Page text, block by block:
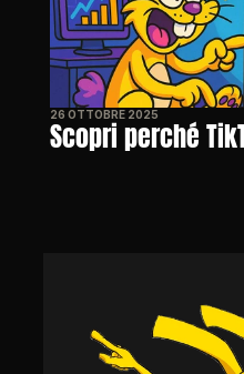
26 OTTOBRE 2025
Scopri perché